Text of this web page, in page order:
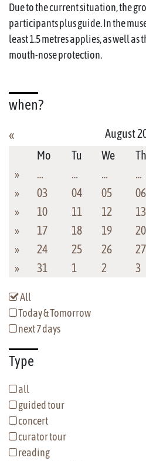
Due to the current situation, the
participants plus guide. In the
least 1.5 metres applies, as well
mouth-nose protection.
when?
«
August
Mo
Tu We Th
»
… … … …
»
03 04 05 06
»
10 11 12 13
»
17 18 19 20
»
24 25 26 27
»
31 1 2 3
All
Today & Tomorrow
next 7 days
Type
all
guided tour
concert
curator tour
reading